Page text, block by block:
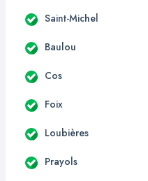
Saint-Michel
Baulou
Cos
Foix
Loubières
Prayols